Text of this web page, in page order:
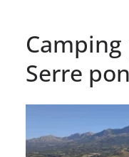
Serre